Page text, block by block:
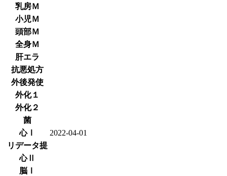
乳房Ｍ
小児Ｍ
頭部Ｍ
全身Ｍ
肝エラ
抗悪処方
外後発使
外化１
外化２
菌
心Ⅰ
2022-04-01
リデータ提
心Ⅱ
脳Ⅰ